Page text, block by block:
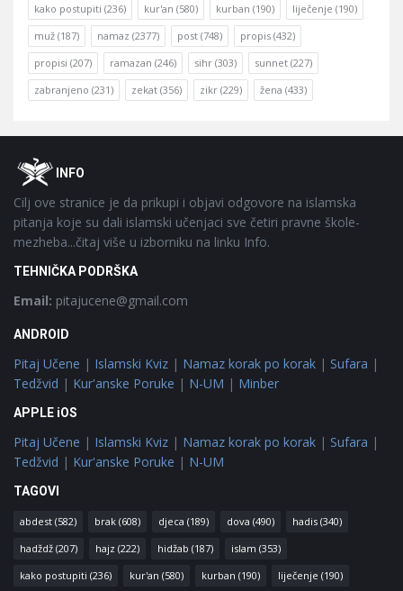
kako postupiti (236) kur'an (580) kurban (190) liječenje (190)
muž (187) namaz (2377) post (748) propis (432)
propisi (207) ramazan (246) sihr (303) sunnet (227)
zabranjeno (231) zekat (356) zikr (229) žena (433)
FooterOINFO
Cilj ove stranice je da prikupi i objavi odgovore na islamska
pitanja koje su dali islamski učenjaci sve četiri pravne škole-
mezheba...čitaj više u izborniku na linku Info.
TEHNIČKA PODRŠKA
Email: pitajucene@gmail.com
ANDROID
Pitaj Učene | Islamski Kviz | Namaz korak po korak | Sufara |
Tedžvid | Kur'anske Poruke | N-UM | Minber
APPLE iOS
Pitaj Učene | Islamski Kviz | Namaz korak po korak | Sufara |
Tedžvid | Kur'anske Poruke | N-UM
TAGOVI
abdest (582) brak (608) djeca (189) dova (490) hadis (340)
hadždž (207) hajz (222) hidžab (187) islam (353)
kako postupiti (236) kur'an (580) kurban (190) liječenje (190)